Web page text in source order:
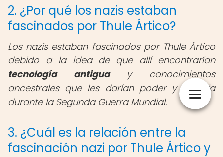
2. ¿Por qué los nazis estaban
fascinados por Thule Ártico?
Los nazis estaban fascinados por Thule Ártico
debido a la idea de que allí encontrarían
tecnología antiguay conocimientos
ancestrales que les darían poder y ventaja
durante la Segunda Guerra Mundial.
3. ¿Cuál es la relación entre la
fascinación nazi por Thule Ártico y